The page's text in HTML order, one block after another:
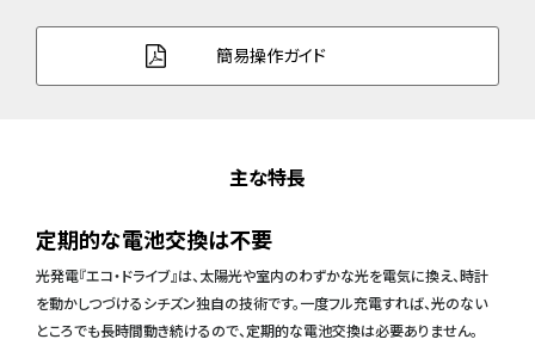
簡易操作ガイド
主な特長
定期的な電池交換は不要
光発電『エコ・ドライブ』は、太陽光や室内のわずかな光を電気に換え、時計
を動かしつづけるシチズン独自の技術です。一度フル充電すれば、光のない
ところでも長時間動き続けるので、定期的な電池交換は必要ありません。